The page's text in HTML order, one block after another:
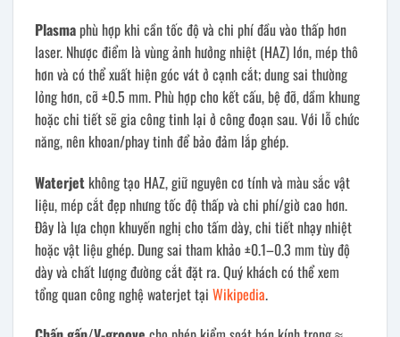
Plasmaphù hợp khi cần tốc độ và chi phí đầu vào thấp hơn
laser. Nhược điểm là vùng ảnh hưởng nhiệt (HAZ) lớn, mép thô
hơn và có thể xuất hiện góc vát ở cạnh cắt; dung sai thường
lỏng hơn, cỡ ±0.5 mm. Phù hợp cho kết cấu, bệ đỡ, dầm khung
hoặc chi tiết sẽ gia công tinh lại ở công đoạn sau. Với lỗ chức
năng, nên khoan/phay tinh để bảo đảm lắp ghép.
Waterjet không tạo HAZ, giữ nguyên cơ tính và màu sắc vật
liệu, mép cắt đẹp nhưng tốc độ thấp và chi phí/giờ cao hơn.
Đây là lựa chọn khuyến nghị cho tấm dày, chi tiết nhạy nhiệt
hoặc vật liệu ghép. Dung sai tham khảo ±0.1–0.3 mm tùy độ
dày và chất lượng đường cắt đặt ra. Quý khách có thể xem
tổng quan công nghệ waterjet tại Wikipedia.